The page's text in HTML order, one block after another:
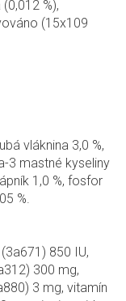
%),
(15x109
vláknina 3,0 %,
3 mastné kyseliny
1,0 %, fosfor
%.
850 IU,
300 mg,
3 mg, vitamín